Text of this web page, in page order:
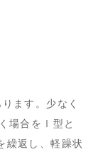
ます。少なく
場合をⅠ型と
繰返し、軽躁状